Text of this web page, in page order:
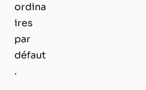
ordina
ires
par
défaut
.